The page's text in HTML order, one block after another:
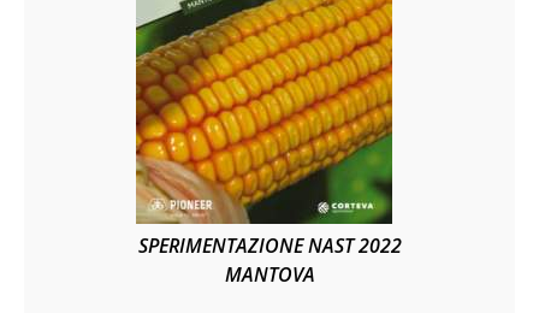
SPERIMENTAZIONE NAST 2022
MANTOVA